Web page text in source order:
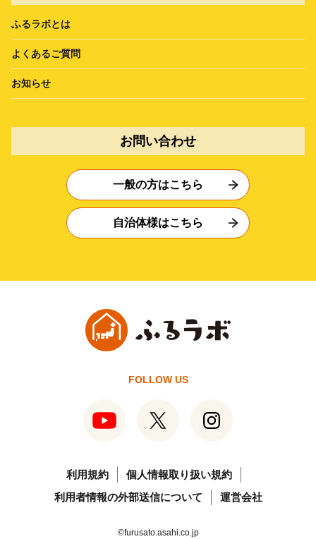
ふるラボとは
よくあるご質問
お知らせ
お問い合わせ
一般の方はこちら
自治体様はこちら
FOLLOW US
利用規約
個人情報取り扱い規約
利用者情報の外部送信について
運営会社
©furusato.asahi.co.jp